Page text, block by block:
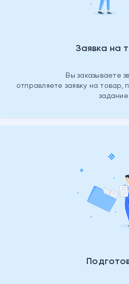
Заявка на
Вы заказываете
отправляете заявку на товар,
задание